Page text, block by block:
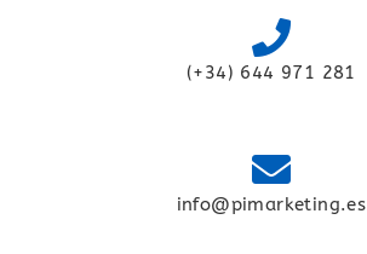
(+34) 644 971 281
info@pimarketing.es